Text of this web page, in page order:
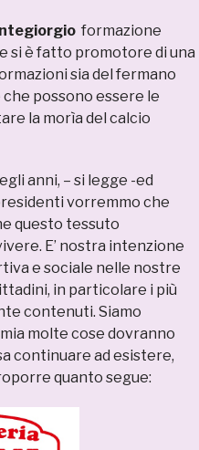
formazione
si è fatto promotore di una
sia del fermano
possono essere le
la morìa del calcio
anni, – si legge -ed
vorremmo che
questo tessuto
E’ nostra intenzione
e sociale nelle nostre
in particolare i più
contenuti. Siamo
molte cose dovranno
continuare ad esistere,
quanto segue: